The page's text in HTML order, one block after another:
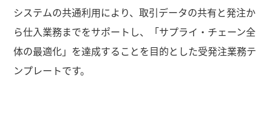
システムの共通利用により、取引データの共有と発注か
ら仕入業務までをサポートし、「サプライ・チェーン全
体の最適化」を達成することを目的とした受発注業務テ
ンプレートです。